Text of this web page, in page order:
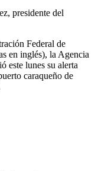
presidente del
Federal de
en inglés), la Agencia
este lunes su alerta
caraqueño de